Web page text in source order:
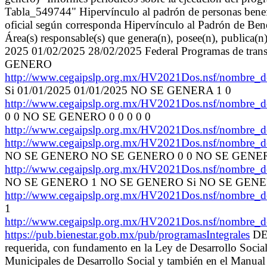
Tabla_549744" Hipervínculo al padrón de personas
oficial según corresponda Hipervínculo al Padrón de
Área(s) responsable(s) que genera(n), posee(n),
2025 01/02/2025 28/02/2025 Federal Programas de
GENERO
http://www.cegaipslp.org.mx/HV2021Dos.nsf/
Si 01/01/2025 01/01/2025 NO SE GENERA 1 0
http://www.cegaipslp.org.mx/HV2021Dos.nsf/
0 0 NO SE GENERO 0 0 0 0 0
http://www.cegaipslp.org.mx/HV2021Dos.nsf/
http://www.cegaipslp.org.mx/HV2021Dos.nsf/
NO SE GENERO NO SE GENERO 0 0 NO SE
http://www.cegaipslp.org.mx/HV2021Dos.nsf/
NO SE GENERO 1 NO SE GENERO Si NO SE
http://www.cegaipslp.org.mx/HV2021Dos.nsf/
1
http://www.cegaipslp.org.mx/HV2021Dos.nsf/
https://pub.bienestar.gob.mx/pub/programasIntegrales
requerida, con fundamento en la Ley de Desarrollo
Municipales de Desarrollo Social y también en el